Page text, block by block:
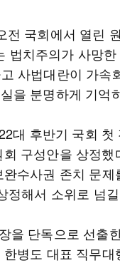
국회에서 열린
법치주의가 사망
사법대란이 가속
을 분명하게 기억
대 후반기 국회
구성안을 상정
수사권 존치 문
정해서 소위로 넘
을 단독으로 선출
병도 대표 직무